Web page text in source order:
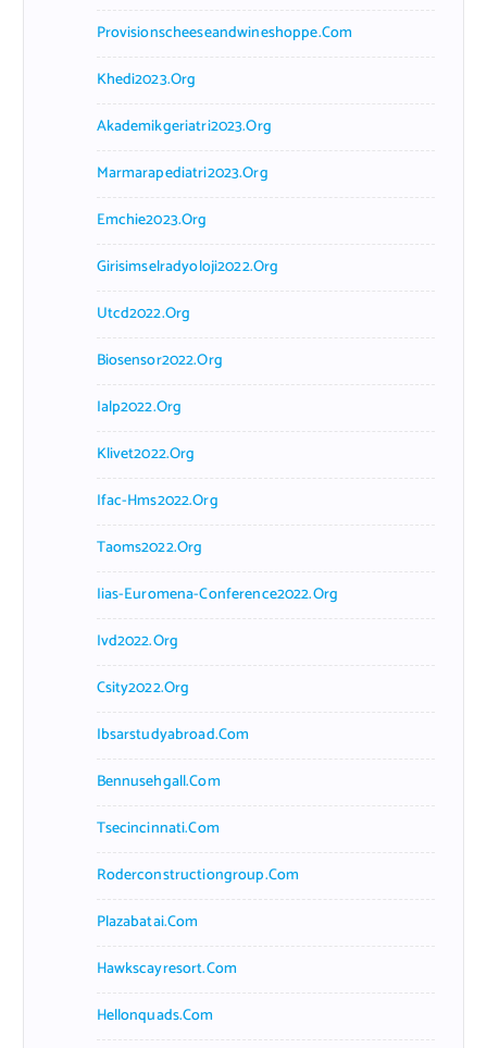
Provisionscheeseandwineshoppe.com
Khedi2023.org
Akademikgeriatri2023.org
Marmarapediatri2023.org
Emchie2023.org
Girisimselradyoloji2022.org
Utcd2022.org
Biosensor2022.org
Ialp2022.org
Klivet2022.org
Ifac-Hms2022.org
Taoms2022.org
Iias-Euromena-Conference2022.org
Ivd2022.org
Csity2022.org
Ibsarstudyabroad.com
Bennusehgall.com
Tsecincinnati.com
Roderconstructiongroup.com
Plazabatai.com
Hawkscayresort.com
Hellonquads.com